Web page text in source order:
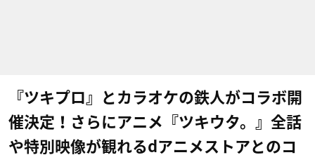
『ツキプロ』とカラオケの鉄人がコラボ開
催決定！さらにアニメ『ツキウタ。』全話
や特別映像が観れるdアニメストアとのコ